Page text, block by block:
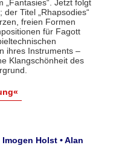
„Fantasies“. Jetzt folgt
Titel „Rhapsodies“
freien Formen
für Fagott
ihres Instruments –
Klangschönheit des
Holst • Alan